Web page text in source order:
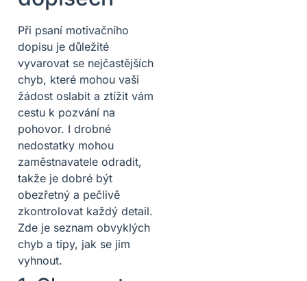
Při psaní motivačního
dopisu je důležité
vyvarovat se nejčastějších
chyb, které mohou vaši
žádost oslabit a ztížit vám
cestu k pozvání na
pohovor. I drobné
nedostatky mohou
zaměstnavatele odradit,
takže je dobré být
obezřetný a pečlivě
zkontrolovat každý detail.
Zde je seznam obvyklých
chyb a tipy, jak se jim
vyhnout.